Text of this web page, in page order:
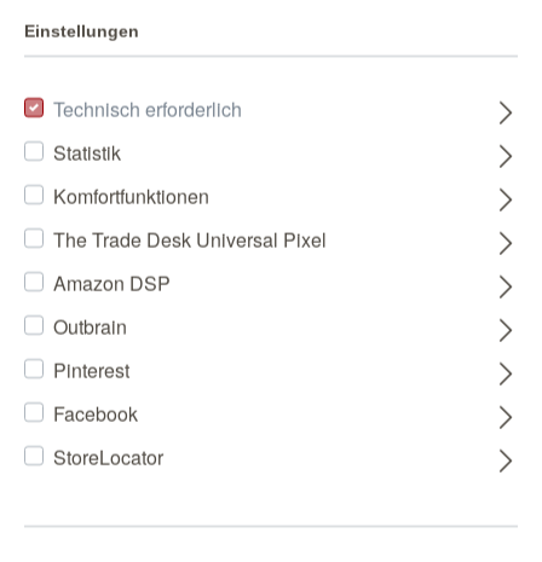
Einstellungen
Technisch erforderlich
Statistik
Komfortfunktionen
The Trade Desk Universal Pixel
Amazon DSP
Outbrain
Pinterest
Facebook
StoreLocator